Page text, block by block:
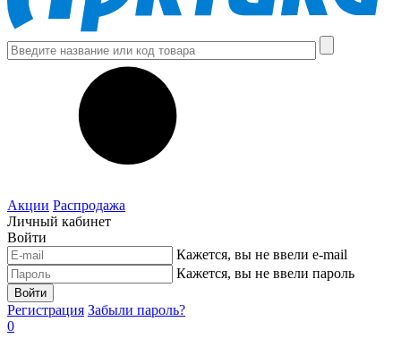
Акции Распродажа
Личный кабинет
Войти
Кажется, вы не ввели e-mail
Кажется, вы не ввели пароль
Войти
Регистрация Забыли пароль?
0